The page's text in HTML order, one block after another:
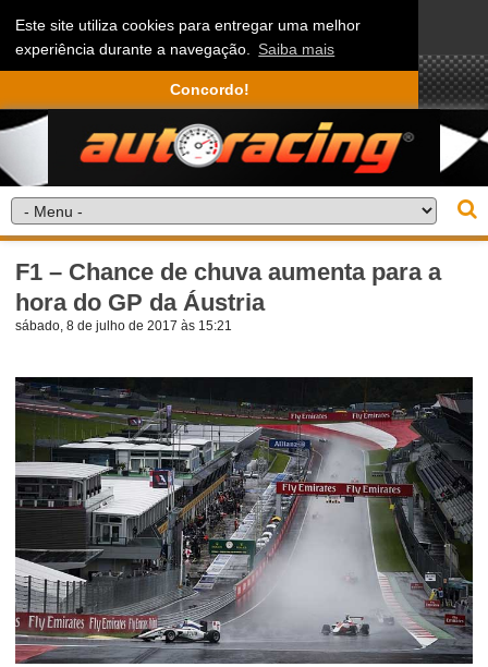
Este site utiliza cookies para entregar uma melhor
experiência durante a navegação. Saiba mais
Concordo!
F1 – Chance de chuva aumenta para a
hora do GP da Áustria
sábado, 8 de julho de 2017 às 15:21